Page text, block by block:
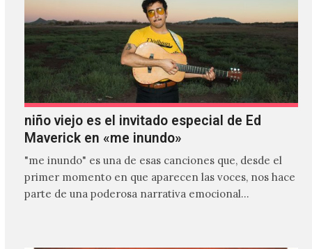
niño viejo es el invitado especial de Ed
Maverick en «me inundo»
"me inundo" es una de esas canciones que, desde el
primer momento en que aparecen las voces, nos hace
parte de una poderosa narrativa emocional…